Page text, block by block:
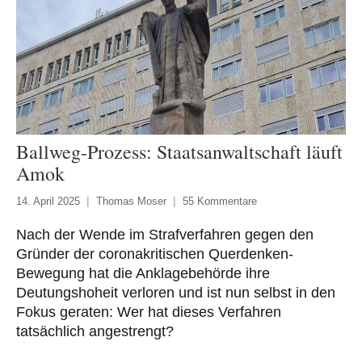
Ballweg-Prozess: Staatsanwaltschaft läuft
Amok
14. April 2025 Thomas Moser 55 Kommentare
Nach der Wende im Strafverfahren gegen den
Gründer der coronakritischen Querdenken-
Bewegung hat die Anklagebehörde ihre
Deutungshoheit verloren und ist nun selbst in den
Fokus geraten: Wer hat dieses Verfahren
tatsächlich angestrengt?